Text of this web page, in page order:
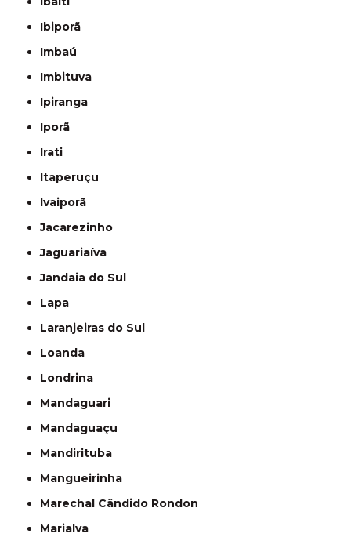
Ibiporã
Imbaú
Imbituva
Ipiranga
Iporã
Irati
Itaperuçu
Ivaiporã
Jacarezinho
Jaguariaíva
Jandaia do Sul
Lapa
Laranjeiras do Sul
Loanda
Londrina
Mandaguari
Mandaguaçu
Mandirituba
Mangueirinha
Marechal Cândido Rondon
Marialva